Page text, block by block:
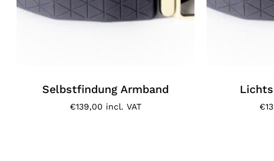
Selbstfindung Armband
€139,00 incl. VAT €